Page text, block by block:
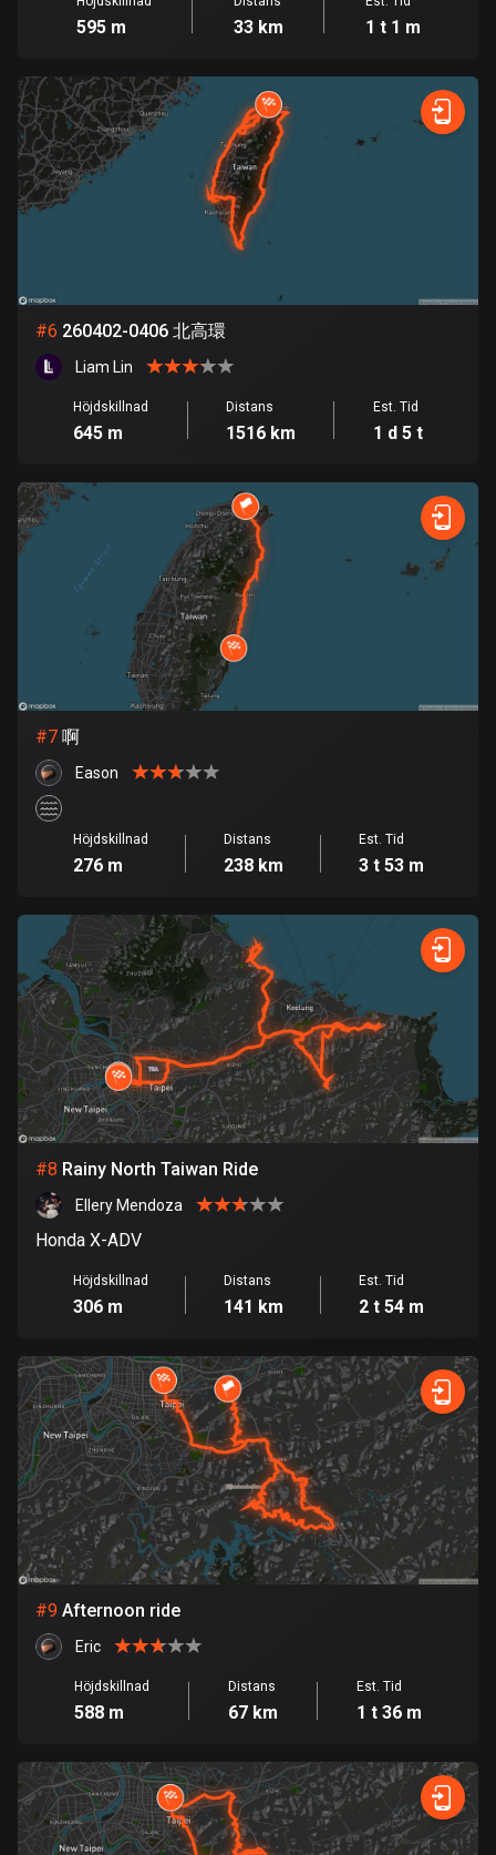
Danmark
Djibouti
0 rutter
Dominikanska republiken
Egypten
122 rutter
Ekvatorialguinea
9 rutter
El Salvador
Elfenbenskusten
Estland
1141 rutter
Etiopien
Färöarna
Fiji
Filippinerna
4132 rutter
Finland
3174 rutter
Förenade arabemiraten
132 rutter
Frankrike
Franska Polynesien
Gabon
Gambia
1 rutt
Georgien
53 rutter
Ghana
86 rutter
Gibraltar
25 rutter
Grekland
4665 rutter
Grenada
22 rutter
Grönland
595 m 33 km 1 t 1 m
#6 260402-0406 北高環
Liam Lin
Höjdskillnad
645 m
Distans
1516 km
Est. Tid
1 d 5 t
#7 啊
Eason
Höjdskillnad
276 m
Distans
238 km
Est. Tid
3 t 53 m
#8 Rainy North Taiwan Ride
Ellery Mendoza
Honda X-ADV
Höjdskillnad
306 m
Distans
141 km
Est. Tid
2 t 54 m
#9 Afternoon ride
Eric
Höjdskillnad
588 m
Distans
67 km
Est. Tid
1 t 36 m